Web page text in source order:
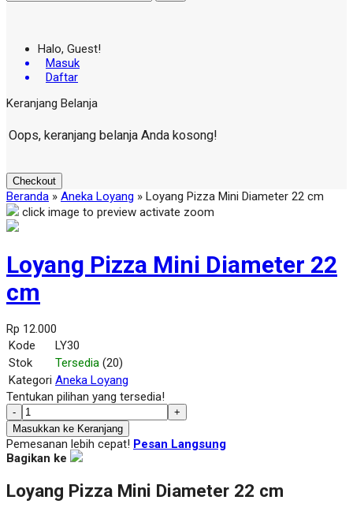
Halo, Guest!
Masuk
Daftar
Keranjang Belanja
Oops, keranjang belanja Anda kosong!
Checkout
Beranda » Aneka Loyang » Loyang Pizza Mini Diameter 22 cm
click image to preview activate zoom
Loyang Pizza Mini Diameter 22
cm
Rp 12.000
Kode
LY30
Stok
Tersedia (20)
Kategori Aneka Loyang
Tentukan pilihan yang tersedia!
-
+
Masukkan ke Keranjang
Pemesanan lebih cepat! Pesan Langsung
Bagikan ke
Loyang Pizza Mini Diameter 22 cm